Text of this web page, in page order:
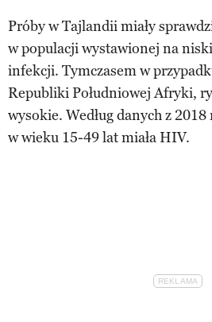
Próby w Tajlandii miały
w populacji wystawionej na
infekcji. Tymczasem w
Republiki Południowej Afryki,
wysokie. Według danych z
w wieku 15-49 lat miała HIV.